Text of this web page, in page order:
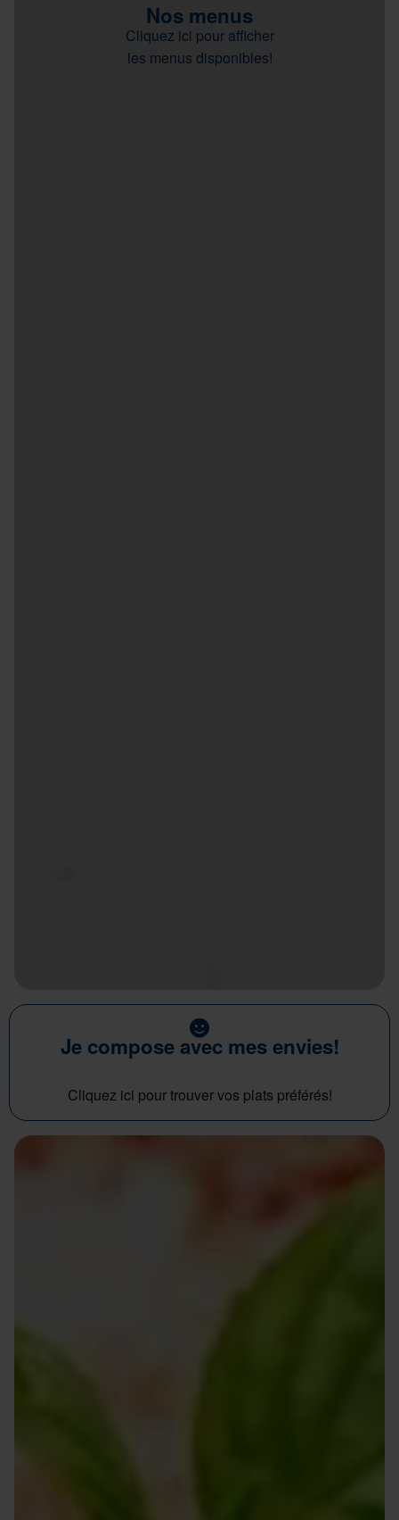
Nos menus
Cliquez ici pour afficher
les menus disponibles!
Je compose avec mes envies!
Cliquez ici pour trouver vos plats préférés!